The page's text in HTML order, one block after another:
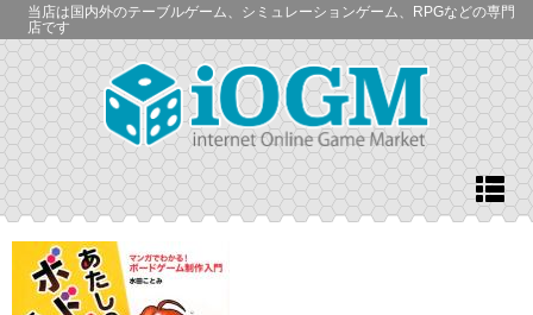
当店は国内外のテーブルゲーム、シミュレーションゲーム、RPGなどの専門
店です